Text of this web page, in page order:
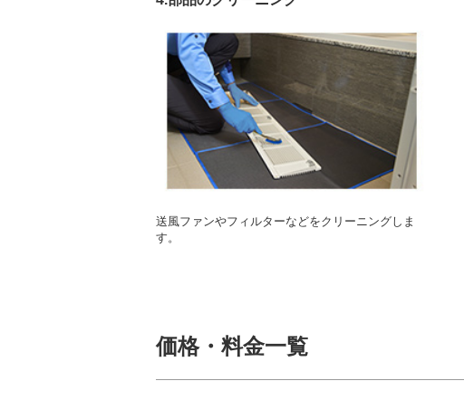
送風ファンやフィルターなどをクリーニングしま
す。
価格・料金一覧